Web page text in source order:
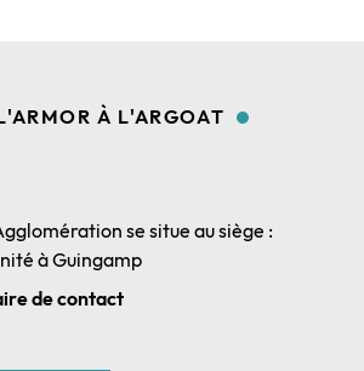
À L'ARGOAT
se situe au siège :
à Guingamp
de contact